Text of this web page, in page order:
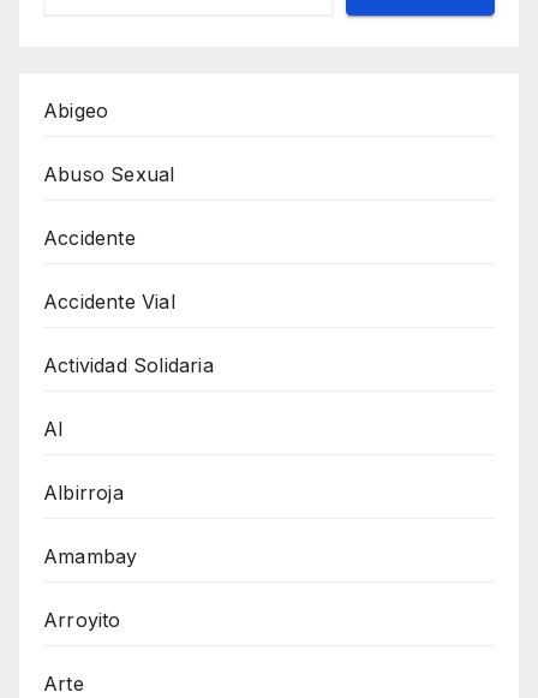
Abigeo
Abuso Sexual
Accidente
Accidente Vial
Actividad Solidaria
AI
Albirroja
Amambay
Arroyito
Arte